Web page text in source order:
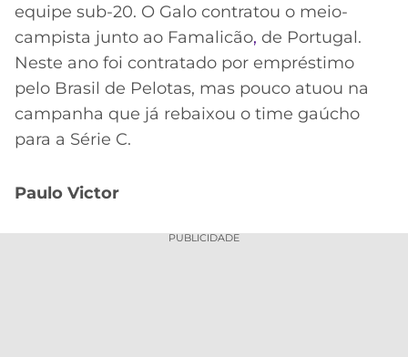
CRUZEIRO
equipe sub-20. O Galo contratou o meio-
campista junto ao Famalicão, de Portugal.
Neste ano foi contratado por empréstimo
pelo Brasil de Pelotas, mas pouco atuou na
campanha que já rebaixou o time gaúcho
para a Série C.
Paulo Victor
PUBLICIDADE